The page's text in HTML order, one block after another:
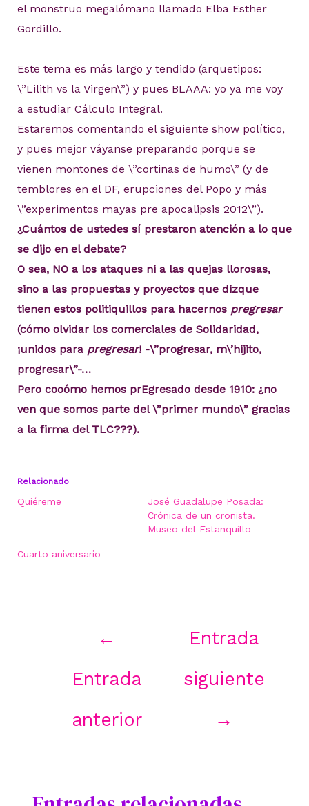
el monstruo megalómano llamado Elba Esther
Gordillo.
Este tema es más largo y tendido (arquetipos:
\”Lilith vs la Virgen\”) y pues BLAAA: yo ya me voy
a estudiar Cálculo Integral.
Estaremos comentando el siguiente show político,
y pues mejor váyanse preparando porque se
vienen montones de \”cortinas de humo\” (y de
temblores en el DF, erupciones del Popo y más
\”experimentos mayas pre apocalipsis 2012\”).
¿Cuántos de ustedes sí prestaron atención a lo que
se dijo en el debate?
O sea, NO a los ataques ni a las quejas llorosas,
sino a las propuestas y proyectos que dizque
tienen estos politiquillos para hacernos pregresar
(cómo olvidar los comerciales de Solidaridad,
¡unidos para pregresar! -\”progresar, m\’hijito,
progresar\”-…
Pero cooómo hemos prEgresado desde 1910: ¿no
ven que somos parte del \”primer mundo\” gracias
a la firma del TLC???).
Relacionado
Quiéreme
José Guadalupe Posada:
Crónica de un cronista.
Museo del Estanquillo
Cuarto aniversario
←
Entrada
anterior
Entrada
siguiente
→